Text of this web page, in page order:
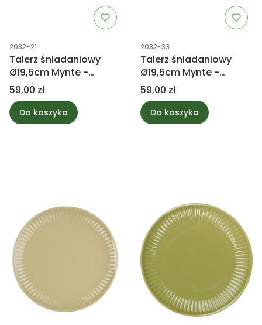
Kod produktu
2032-21
Talerz śniadaniowy
Ø19,5cm Mynte -
Stillwater
Cena
59,00 zł
Do koszyka
Kod produktu
2032-33
Talerz śniadaniowy
Ø19,5cm Mynte -
Strawberry
Cena
59,00 zł
Do koszyka